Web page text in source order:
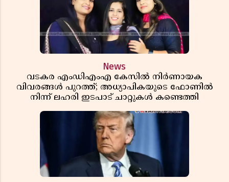
News
വടകര എംഡിഎംഎ കേസിൽ നിർണായക
വിവരങ്ങൾ പുറത്ത്; അധ്യാപികയുടെ ഫോണിൽ
നിന്ന് ലഹരി ഇടപാട് ചാറ്റുകൾ കണ്ടെത്തി